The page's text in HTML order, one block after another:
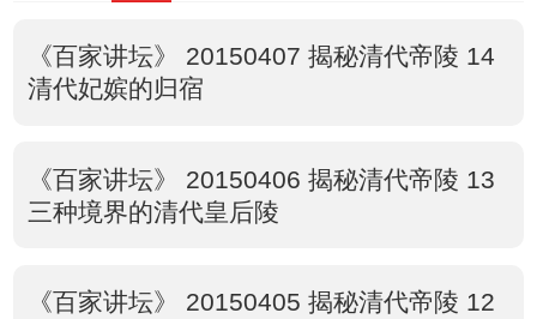
《百家讲坛》 20150407 揭秘清代帝陵 14
清代妃嫔的归宿
《百家讲坛》 20150406 揭秘清代帝陵 13
三种境界的清代皇后陵
《百家讲坛》 20150405 揭秘清代帝陵 12